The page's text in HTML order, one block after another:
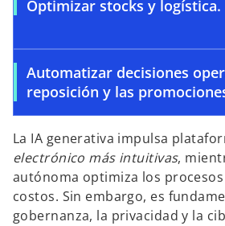
Optimizar stocks y logística.
Automatizar decisiones
reposición y las
La IA generativa impulsa
electrónico más intuitivas,
autónoma optimiza los
costos. Sin embargo, es
gobernanza, la privacidad y la